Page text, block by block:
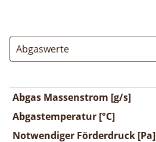
Abgaswerte
Abgas Massenstrom [g/s]
Abgastemperatur [°C]
Notwendiger Förderdruck [Pa]